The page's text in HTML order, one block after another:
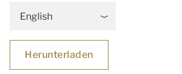
English
Herunterladen